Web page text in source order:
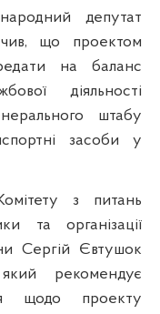
депутат
що проектом
на баланс
діяльності
штабу
засоби у
з питань
та організації
Сергій Євтушок
рекомендує
щодо проекту